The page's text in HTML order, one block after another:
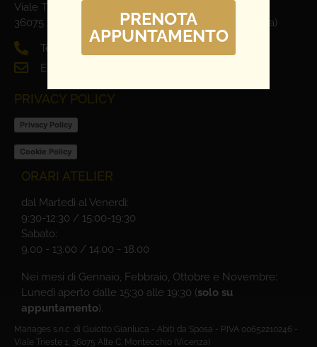
Viale Trieste, 1
36075 Alte Ceccato di Montecchio Maggiore (Vicenza)
Tel. 0444 698321
Email: info@mariages.it
PRIVACY POLICY
Privacy Policy
Cookie Policy
ORARI ATELIER
dal Martedì al Venerdì:
9:30-12:30 / 15:00-19:30
Sabato:
9.00 - 13.00 / 14.00 - 18.00
Nei mesi di Gennaio, Febbraio, Ottobre e Novembre:
Lunedì aperto dalle 15:30 alle 19:30 (solo su
appuntamento).
Mariages s.n.c. di Guiotto Gianluca - Abiti da Sposa - P.IVA 00652210246 -
Viale Trieste 1, 36075 Alte C. Montecchio (Vicenza)
PRENOTA
APPUNTAMENTO